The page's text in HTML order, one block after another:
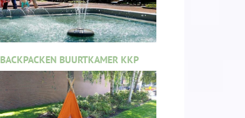
BACKPACKEN BUURTKAMER KKP